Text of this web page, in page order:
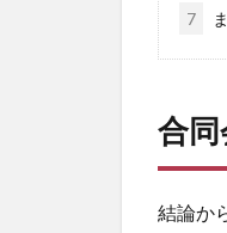
7
合
結論か